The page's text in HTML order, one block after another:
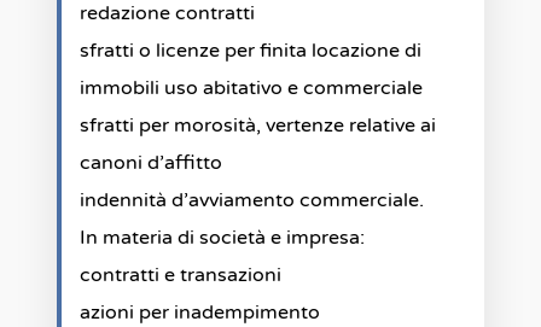
redazione contratti
sfratti o licenze per finita locazione di
immobili uso abitativo e commerciale
sfratti per morosità, vertenze relative ai
canoni d’affitto
indennità d’avviamento commerciale.
In materia di società e impresa:
contratti e transazioni
azioni per inadempimento